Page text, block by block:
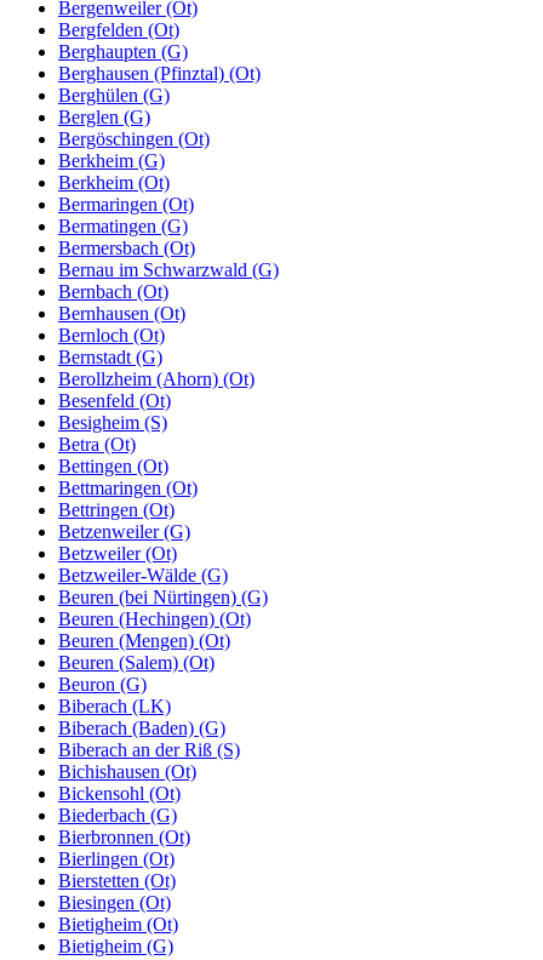
Bergenweiler (Ot)
Bergfelden (Ot)
Berghaupten (G)
Berghausen (Pfinztal) (Ot)
Berghülen (G)
Berglen (G)
Bergöschingen (Ot)
Berkheim (G)
Berkheim (Ot)
Bermaringen (Ot)
Bermatingen (G)
Bermersbach (Ot)
Bernau im Schwarzwald (G)
Bernbach (Ot)
Bernhausen (Ot)
Bernloch (Ot)
Bernstadt (G)
Berollzheim (Ahorn) (Ot)
Besenfeld (Ot)
Besigheim (S)
Betra (Ot)
Bettingen (Ot)
Bettmaringen (Ot)
Bettringen (Ot)
Betzenweiler (G)
Betzweiler (Ot)
Betzweiler-Wälde (G)
Beuren (bei Nürtingen) (G)
Beuren (Hechingen) (Ot)
Beuren (Mengen) (Ot)
Beuren (Salem) (Ot)
Beuron (G)
Biberach (LK)
Biberach (Baden) (G)
Biberach an der Riß (S)
Bichishausen (Ot)
Bickensohl (Ot)
Biederbach (G)
Bierbronnen (Ot)
Bierlingen (Ot)
Bierstetten (Ot)
Biesingen (Ot)
Bietigheim (Ot)
Bietigheim (G)